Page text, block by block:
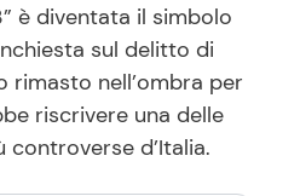
è diventata il simbolo
sul delitto di
rimasto nell’ombra per
riscrivere una delle
controverse d’Italia.